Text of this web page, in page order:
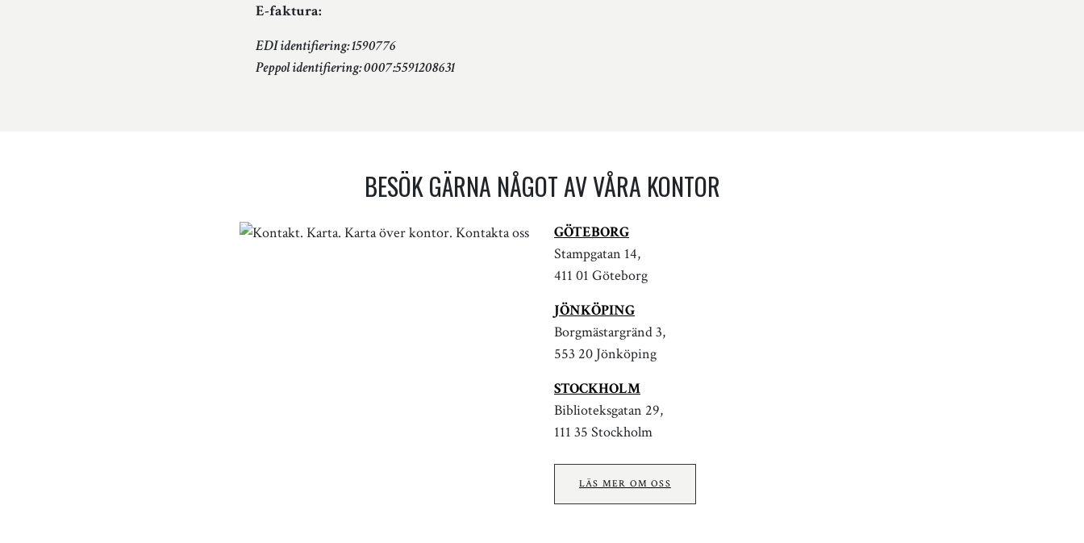
E-faktura:
EDI identifiering: 1590776
Peppol identifiering: 0007:5591208631
BESÖK GÄRNA NÅGOT AV VÅRA KONTOR
GÖTEBORG
Stampgatan 14,
411 01 Göteborg
JÖNKÖPING
Borgmästargränd 3,
553 20 Jönköping
STOCKHOLM
Biblioteksgatan 29,
111 35 Stockholm
LÄS MER OM OSS